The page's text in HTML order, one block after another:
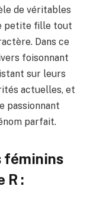
de véritables
petite fille tout
Dans ce
foisonnant
sur leurs
actuelles, et
passionnant
parfait.
féminins
R :